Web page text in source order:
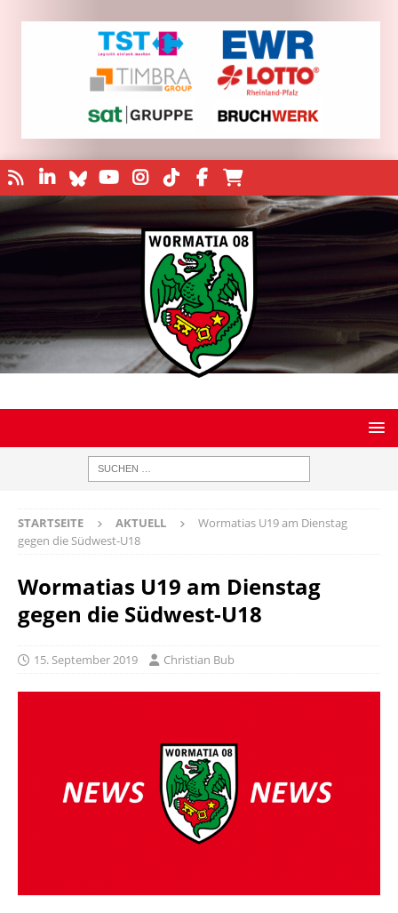
STARTSEITE AKTUELL
Wormatias U19 am Dienstag
gegen die Südwest-U18
Wormatias U19 am Dienstag
gegen die Südwest-U18
15. September 2019 Christian Bub